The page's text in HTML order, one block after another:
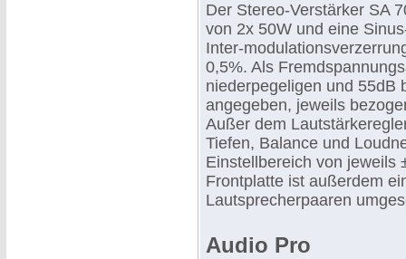
Der Stereo-Verstärker SA
von 2x 50W und eine
Inter-
0,5%. Als
niederpegeligen und 55dB
angegeben, jeweils
Außer dem
Tiefen, Balance und
Einstellbereich von jeweils
Frontplatte ist außerdem
Lautsprecherpaaren
Audio Pro